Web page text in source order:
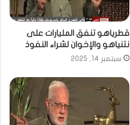
قطرياهو تنفق المليارات على
نتنياهو والإخوان لشراء النفوذ
سبتمبر 14, 2025